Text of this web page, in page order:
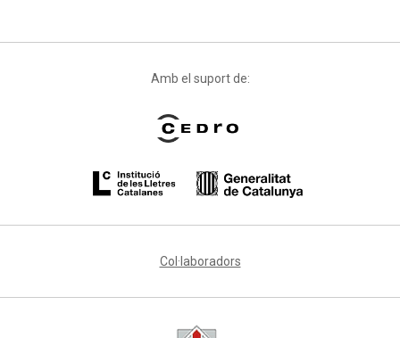
Amb el suport de:
Col·laboradors